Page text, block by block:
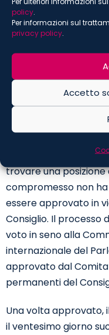
policy
Per informazioni sul
privacy policy
Accetto
Nel caso in cui dalla
preponderanza degli
accettare impegni
che siano idonei a
L’accordo politico di
conclusione dei
del Parlamento e del
trovare una posizione
compromesso non
essere approvato in
Consiglio. Il processo
voto in seno alla
internazionale del
approvato dal
permanenti del
Una volta approvato,
il ventesimo giorno